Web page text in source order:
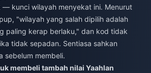
— kunci wilayah menyekat ini. Menurut
"wilayah yang salah dipilih adalah
paling kerap berlaku," dan kod tidak
tidak sepadan. Sentiasa sahkan
sebelum membeli.
membeli tambah nilai Yaahlan